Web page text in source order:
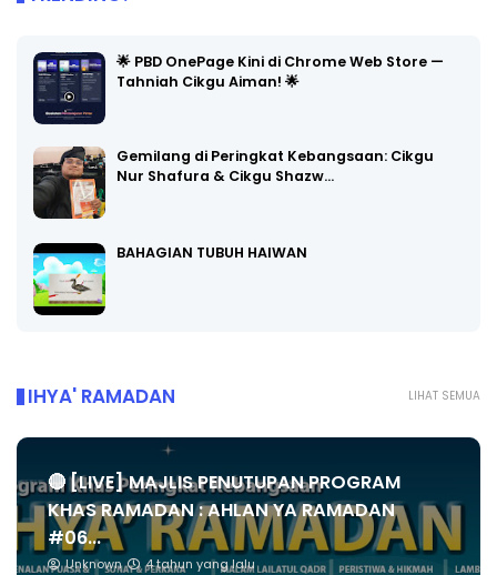
🌟 PBD OnePage Kini di Chrome Web Store —
Tahniah Cikgu Aiman! 🌟
Gemilang di Peringkat Kebangsaan: Cikgu
Nur Shafura & Cikgu Shazw…
BAHAGIAN TUBUH HAIWAN
LIHAT SEMUA
IHYA' RAMADAN
🔴 [LIVE] MAJLIS PENUTUPAN PROGRAM
KHAS RAMADAN : AHLAN YA RAMADAN
#06...
Unknown 4 tahun yang lalu